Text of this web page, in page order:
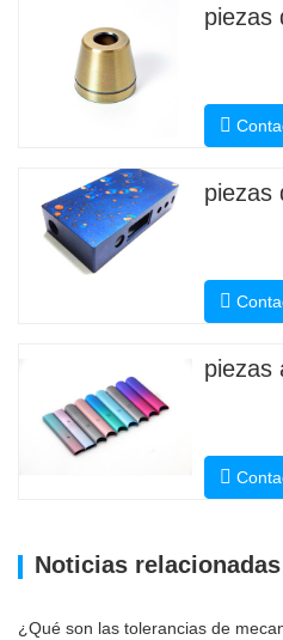
piezas
piezas
Noticias relacionadas